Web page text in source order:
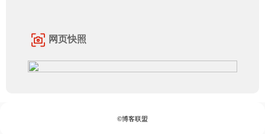
网页快照
©博客联盟